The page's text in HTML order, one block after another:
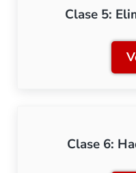
Clase 5:
Clase 6: